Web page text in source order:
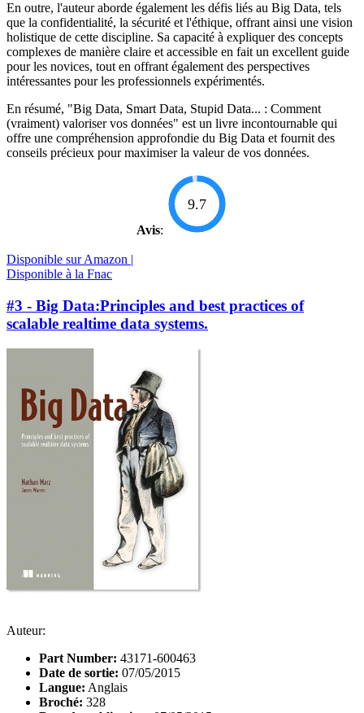
En outre, l'auteur aborde également les défis liés au Big Data, tels
que la confidentialité, la sécurité et l'éthique, offrant ainsi une vision
holistique de cette discipline. Sa capacité à expliquer des concepts
complexes de manière claire et accessible en fait un excellent guide
pour les novices, tout en offrant également des perspectives
intéressantes pour les professionnels expérimentés.
En résumé, "Big Data, Smart Data, Stupid Data... : Comment
(vraiment) valoriser vos données" est un livre incontournable qui
offre une compréhension approfondie du Big Data et fournit des
conseils précieux pour maximiser la valeur de vos données.
Avis:
9.7
Disponible sur Amazon |
Disponible à la Fnac
#3 - Big Data:Principles and best practices of
scalable realtime data systems.
Auteur:
Part Number: 43171-600463
Date de sortie: 07/05/2015
Langue: Anglais
Broché: 328